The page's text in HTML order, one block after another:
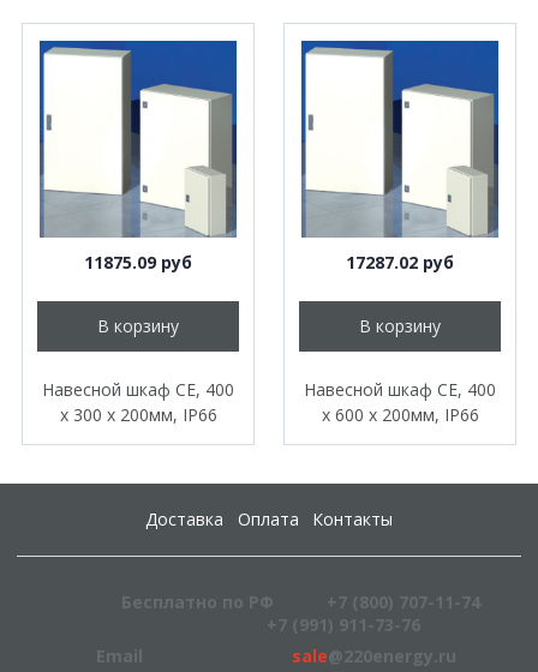
11875.09 руб
В корзину
Навесной шкаф CE, 400
x 300 x 200мм, IP66
17287.02 руб
В корзину
Навесной шкаф CE, 400
x 600 x 200мм, IP66
Доставка Оплата Контакты
Бесплатно по РФ
+7 (800) 707-11-74
+7 (991) 911-73-76
Email
sale@220energy.ru